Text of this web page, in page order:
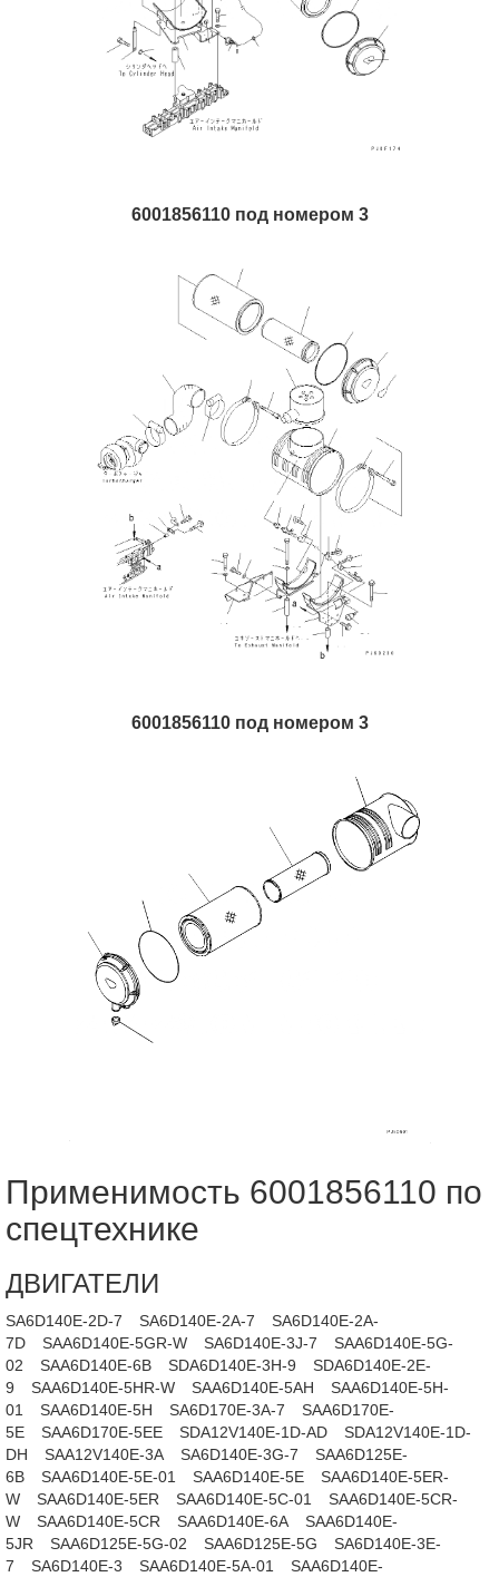
6001856110 под номером 3
6001856110 под номером 3
Применимость 6001856110 по
спецтехнике
ДВИГАТЕЛИ
SA6D140E-2D-7 SA6D140E-2A-7
SA6D140E-2A-
7D
SAA6D140E-5GR-W SA6D140E-3J-7
SAA6D140E-5G-
02
SAA6D140E-6B SDA6D140E-3H-9
SDA6D140E-2E-
9
SAA6D140E-5HR-W SAA6D140E-5AH
SAA6D140E-5H-
01
SAA6D140E-5H SA6D170E-3A-7
SAA6D170E-
5E
SAA6D170E-5EE SDA12V140E-1D-AD
SDA12V140E-1D-
DH
SAA12V140E-3A SA6D140E-3G-7
SAA6D125E-
6B
SAA6D140E-5E-01 SAA6D140E-5E
SAA6D140E-5ER-
W
SAA6D140E-5ER SAA6D140E-5C-01
SAA6D140E-5CR-
W
SAA6D140E-5CR SAA6D140E-6A
SAA6D140E-
5JR
SAA6D125E-5G-02 SAA6D125E-5G
SA6D140E-3E-
7
SA6D140E-3 SAA6D140E-5A-01
SAA6D140E-